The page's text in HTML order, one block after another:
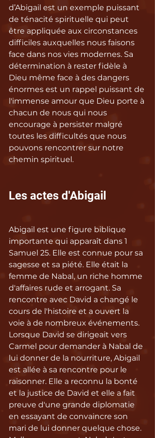
d’Abigail est un exemple puissant
de ténacité spirituelle qui peut
être appliquée aux circonstances
difficiles auxquelles nous faisons
face dans nos vies modernes. Sa
détermination à rester fidèle à
Dieu même face à des dangers
énormes est un rappel puissant de
l'immense amour que Dieu porte à
chacun de nous qui nous
encourage à persister malgré
toutes les difficultés que nous
pouvons rencontrer sur notre
chemin spirituel.
Les actes d'Abigail
Abigail est une figure biblique
importante qui apparaît dans 1
Samuel 25. Elle est connue pour sa
sagesse et sa piété. Elle était la
femme de Nabal, un riche homme
d'affaires rude et arrogant. Sa
rencontre avec David a changé le
cours de l'histoire et a ouvert la
voie à de nombreux événements.
Lorsque David se dirigeait vers
Carmel pour demander à Nabal de
lui donner de la nourriture, Abigail
est allée à sa rencontre pour le
raisonner. Elle a reconnu la bonté
et la justice de David et elle a fait
preuve d'une grande diplomatie
en essayant de convaincre son
mari de lui donner quelque chose.